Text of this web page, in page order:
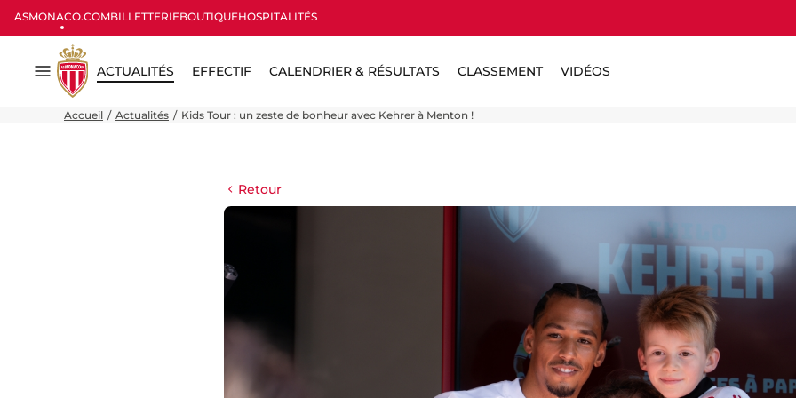
ASMONACO.COMBILLETTERIEBOUTIQUEHOSPITALITÉS
Menu
ACTUALITÉS EFFECTIF CALENDRIER & RÉSULTATS CLASSEMENT VIDÉOS
Accueil Actualités Kids Tour : un zeste de bonheur avec Kehrer à Menton !
Retour